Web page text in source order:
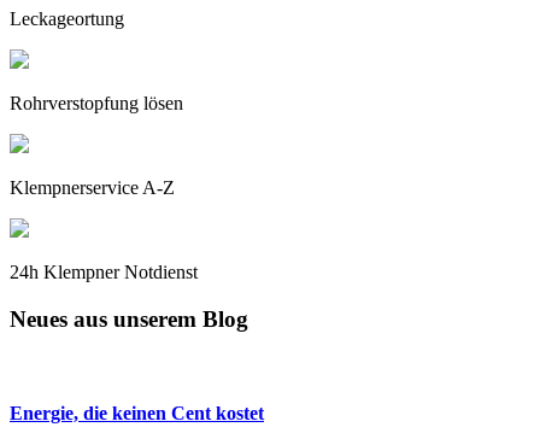
Leckageortung
Rohrverstopfung lösen
Klempnerservice A-Z
24h Klempner Notdienst
Neues aus unserem Blog
Energie, die keinen Cent kostet